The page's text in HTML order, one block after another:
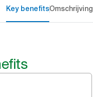
Key benefitsOmschrijving